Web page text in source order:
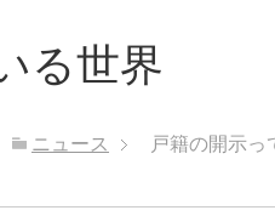
る世界
ニュース 戸籍の開示っ